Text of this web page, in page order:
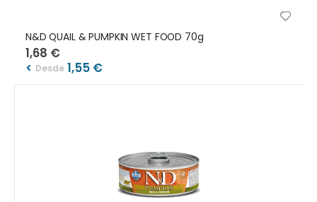
N&D QUAIL & PUMPKIN WET FOOD 70g
1,68 €
< Desde 1,55 €